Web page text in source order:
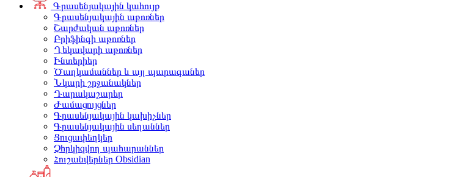
Գրասենյակային կահույք
Գրասենյակային աթոռներ
Շարժական աթոռներ
Բրիֆինգի աթոռներ
Ղեկավարի աթոռներ
Ինտերիեր
Ծաղկամաններ և այլ պարագաներ
Նկարի շրջանակներ
Դարակաշարեր
Ժամացույցներ
Գրասենյակային կախիչներ
Գրասենյակային սեղաններ
Ցուցափեղկեր
Չհրկիզվող պահարաններ
Հուշանվերներ Obsidian